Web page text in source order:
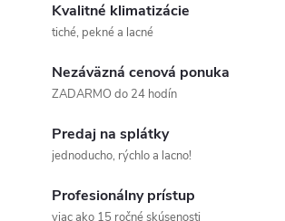
Kvalitné klimatizácie
tiché, pekné a lacné
Nezáväzná cenová ponuka
ZADARMO do 24 hodín
Predaj na splátky
jednoducho, rýchlo a lacno!
Profesionálny prístup
viac ako 15 ročné skúsenosti